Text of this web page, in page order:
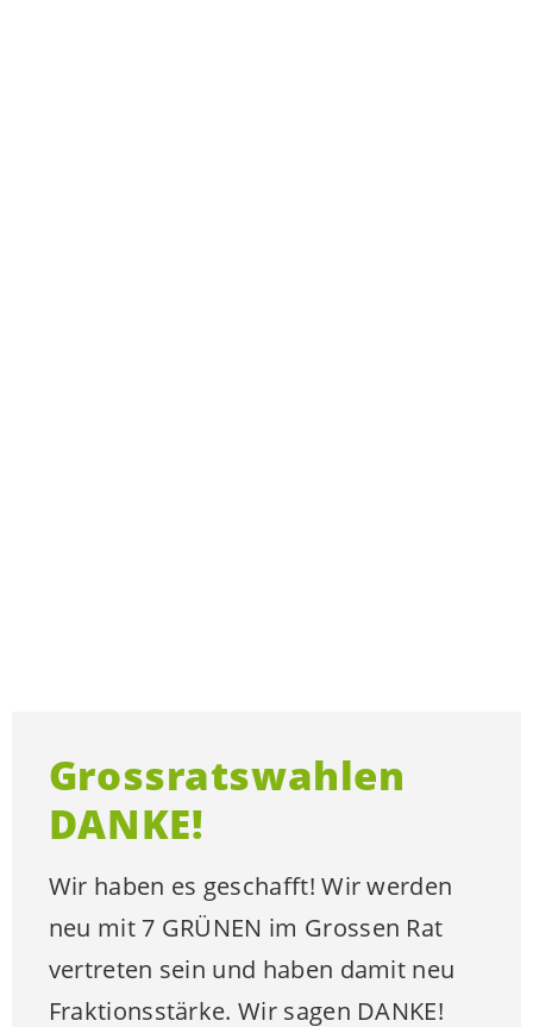
Grossratswahlen
DANKE!
Wir haben es geschafft! Wir werden
neu mit 7 GRÜNEN im Grossen Rat
vertreten sein und haben damit neu
Fraktionsstärke. Wir sagen DANKE!